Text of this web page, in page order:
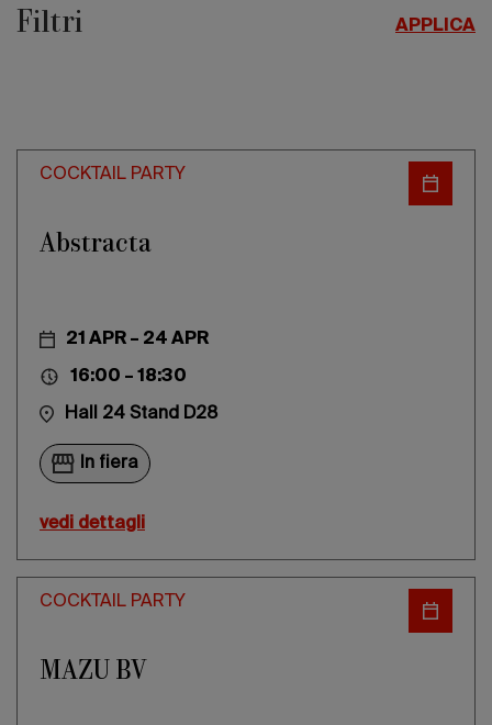
Filtri APPLICA
COCKTAIL PARTY
Abstracta
21 APR – 24 APR
16:00 – 18:30
Hall 24 Stand D28
In fiera
vedi dettagli
COCKTAIL PARTY
MAZU BV